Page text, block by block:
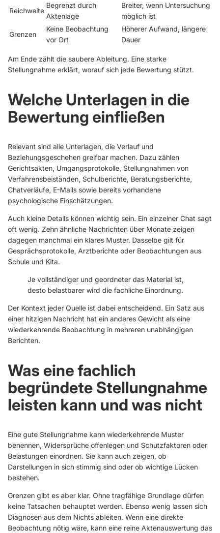
Reichweite
Begrenzt durch
Aktenlage
Breiter, wenn Untersuchung
möglich ist
Grenzen
Keine Beobachtung
vor Ort
Höherer Aufwand, längere
Dauer
Am Ende zählt die saubere Ableitung. Eine starke
Stellungnahme erklärt, worauf sich jede Bewertung stützt.
Welche Unterlagen in die
Bewertung einfließen
Relevant sind alle Unterlagen, die Verlauf und
Beziehungsgeschehen greifbar machen. Dazu zählen
Gerichtsakten, Umgangsprotokolle, Stellungnahmen von
Verfahrensbeiständen, Schulberichte, Beratungsberichte,
Chatverläufe, E-Mails sowie bereits vorhandene
psychologische Einschätzungen.
Auch kleine Details können wichtig sein. Ein einzelner Chat sagt
oft wenig. Zehn ähnliche Nachrichten über Monate zeigen
dagegen manchmal ein klares Muster. Dasselbe gilt für
Gesprächsprotokolle, Arztberichte oder Beobachtungen aus
Schule und Kita.
Je vollständiger und geordneter das Material ist,
desto belastbarer wird die fachliche Einordnung.
Der Kontext jeder Quelle ist dabei entscheidend. Ein Satz aus
einer hitzigen Nachricht hat ein anderes Gewicht als eine
wiederkehrende Beobachtung in mehreren unabhängigen
Berichten.
Was eine fachlich
begründete Stellungnahme
leisten kann und was nicht
Eine gute Stellungnahme kann wiederkehrende Muster
benennen, Widersprüche offenlegen und Schutzfaktoren oder
Belastungen einordnen. Sie kann auch zeigen, ob
Darstellungen in sich stimmig sind oder ob wichtige Lücken
bestehen.
Grenzen gibt es aber klar. Ohne tragfähige Grundlage dürfen
keine Tatsachen behauptet werden. Ebenso wenig lassen sich
Diagnosen aus dem Nichts ableiten. Wenn eine direkte
Beobachtung nötig wäre, kann eine reine Aktenauswertung das